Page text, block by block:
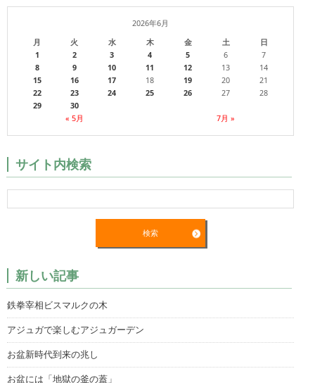
2026年6月
月
火 水 木 金 土 日
« 5月 7月 »
1 2 3 4 5 6
7
8
9 10 11 12 13
14
15
16 17 18 19 20
21
22
23 24 25 26 27
28
29
30
サイト内検索
新しい記事
鉄拳宰相ビスマルクの木
アジュガで楽しむアジュガーデン
お盆新時代到来の兆し
お盆には「地獄の釜の蓋」